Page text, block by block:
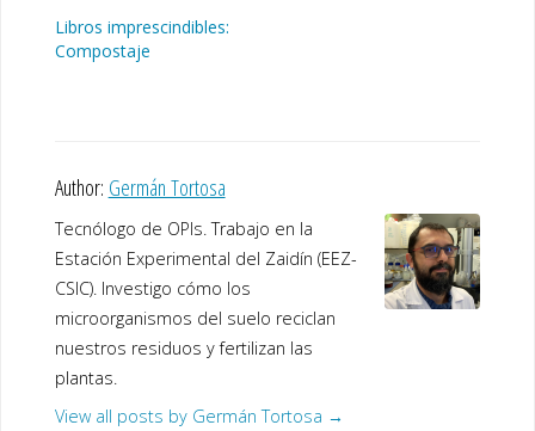
Libros imprescindibles:
Compostaje
Author: Germán Tortosa
Tecnólogo de OPIs. Trabajo en la
Estación Experimental del Zaidín (EEZ-
CSIC). Investigo cómo los
microorganismos del suelo reciclan
nuestros residuos y fertilizan las
plantas.
View all posts by Germán Tortosa →